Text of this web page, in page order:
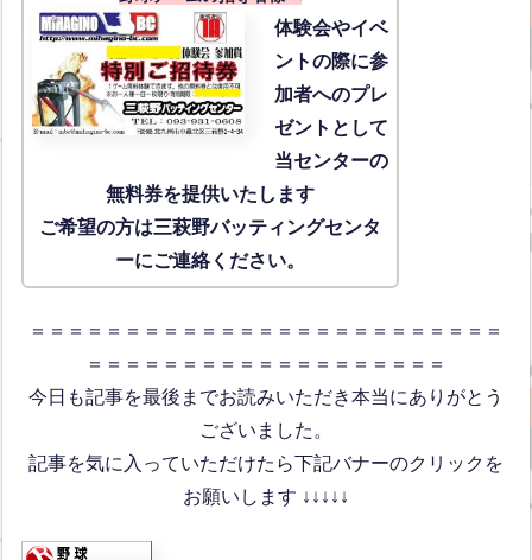
体験会やイベ
ントの際に参
加者へのプレ
ゼントとして
当センターの
無料券を提供いたします
ご希望の方は三萩野バッティングセンタ
ーにご連絡ください。
＝＝＝＝＝＝＝＝＝＝＝＝＝＝＝＝＝＝＝＝＝＝＝＝＝
＝＝＝＝＝＝＝＝＝＝＝＝＝＝＝＝＝＝＝
今日も記事を最後までお読みいただき本当にありがとう
ございました。
記事を気に入っていただけたら下記バナーのクリックを
お願いします ↓↓↓↓↓